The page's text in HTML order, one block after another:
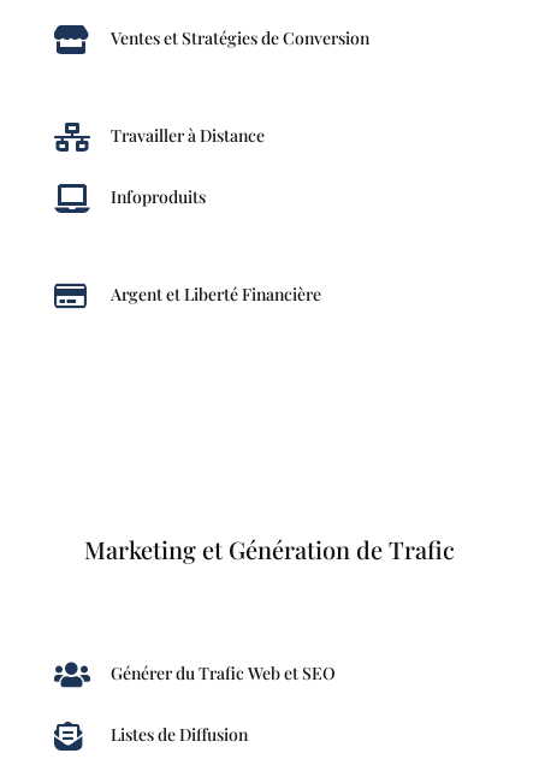
 Ventes et Stratégies de Conversion
 Travailler à Distance
 Infoproduits
 Argent et Liberté Financière
Marketing et Génération de Trafic
 Générer du Trafic Web et SEO
 Listes de Diffusion